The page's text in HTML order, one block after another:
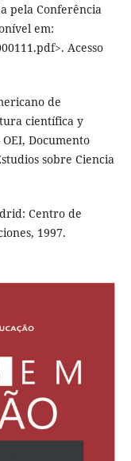
pela Conferência
em:
Acesso
de
científica y
Documento
sobre Ciencia
Centro de
1997.